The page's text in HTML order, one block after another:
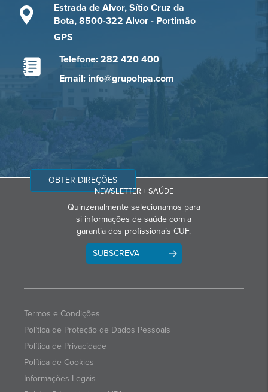
Estrada de Alvor, Sítio Cruz da
Bota, 8500-322 Alvor - Portimão
GPS
Telefone: 282 420 400
Email: info@grupohpa.com
OBTER DIREÇÕES
NEWSLETTER + SAÚDE
Quinzenalmente selecionamos para
si informações de saúde com a
garantia dos profissionais CUF.
SUBSCREVA
Termos e Condições
Política de Proteção de Dados Pessoais
Política de Privacidade
Política de Cookies
Informações Legais